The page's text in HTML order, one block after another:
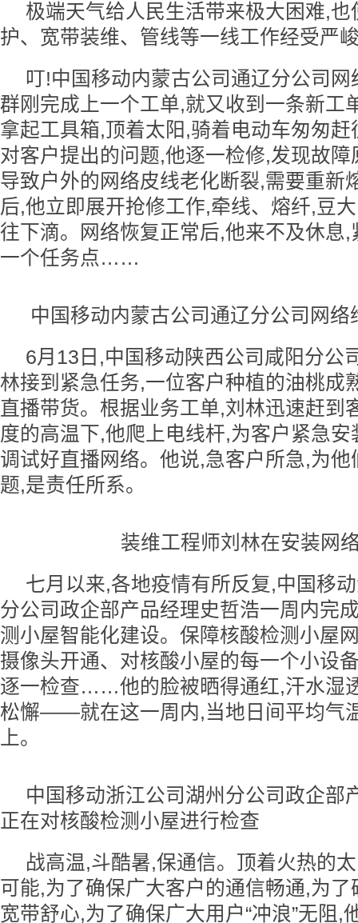
极端天气给人民生活带来极大困难,
护、宽带装维、管线等一线工作经受严
叮!中国移动内蒙古公司通辽分公司
群刚完成上一个工单,就又收到一条新工
拿起工具箱,顶着太阳,骑着电动车匆匆
对客户提出的问题,他逐一检修,发现故
导致户外的网络皮线老化断裂,需要重新
后,他立即展开抢修工作,牵线、熔纤,豆
往下滴。网络恢复正常后,他来不及休息
一个任务点……
中国移动内蒙古公司通辽分公司网络
6月13日,中国移动陕西公司咸阳分公
林接到紧急任务,一位客户种植的油桃成
直播带货。根据业务工单,刘林迅速赶到
度的高温下,他爬上电线杆,为客户紧急安
调试好直播网络。他说,急客户所急,为他
题,是责任所系。
装维工程师刘林在安装网
七月以来,各地疫情有所反复,中国移
分公司政企部产品经理史哲浩一周内完
测小屋智能化建设。保障核酸检测小屋
摄像头开通、对核酸小屋的每一个小设
逐一检查……他的脸被晒得通红,汗水湿
松懈——就在这一周内,当地日间平均气
上。
中国移动浙江公司湖州分公司政企部
正在对核酸检测小屋进行检查
战高温,斗酷暑,保通信。顶着火热的
可能,为了确保广大客户的通信畅通,为
宽带舒心,为了确保广大用户“冲浪”无阻,